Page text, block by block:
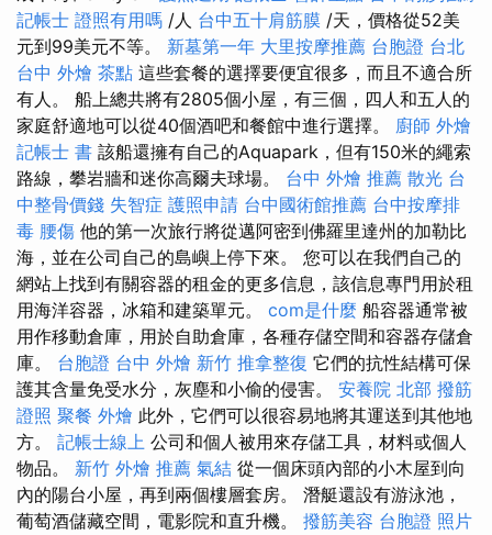
記帳士 證照有用嗎 /人 台中五十肩筋膜 /天，價格從52美
元到99美元不等。 新墓第一年 大里按摩推薦 台胞證 台北
台中 外燴 茶點 這些套餐的選擇要便宜很多，而且不適合所
有人。 船上總共將有2805個小屋，有三個，四人和五人的
家庭舒適地可以從40個酒吧和餐館中進行選擇。 廚師 外燴
記帳士 書 該船還擁有自己的Aquapark，但有150米的繩索
路線，攀岩牆和迷你高爾夫球場。 台中 外燴 推薦 散光 台
中整骨價錢 失智症 護照申請 台中國術館推薦 台中按摩排
毒 腰傷 他的第一次旅行將從邁阿密到佛羅里達州的加勒比
海，並在公司自己的島嶼上停下來。 您可以在我們自己的
網站上找到有關容器的租金的更多信息，該信息專門用於租
用海洋容器，冰箱和建築單元。 com是什麼 船容器通常被
用作移動倉庫，用於自助倉庫，各種存儲空間和容器存儲倉
庫。 台胞證 台中 外燴 新竹 推拿整復 它們的抗性結構可保
護其含量免受水分，灰塵和小偷的侵害。 安養院 北部 撥筋
證照 聚餐 外燴 此外，它們可以很容易地將其運送到其他地
方。 記帳士線上 公司和個人被用來存儲工具，材料或個人
物品。 新竹 外燴 推薦 氣結 從一個床頭內部的小木屋到向
內的陽台小屋，再到兩個樓層套房。 潛艇還設有游泳池，
葡萄酒儲藏空間，電影院和直升機。 撥筋美容 台胞證 照片